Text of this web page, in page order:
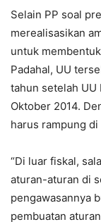
Selain PP soal
merealisasikan
untuk
Padahal, UU
tahun setelah UU
Oktober 2014.
harus rampung di
“Di luar fiskal,
aturan-aturan di
pengawasannya
pembuatan